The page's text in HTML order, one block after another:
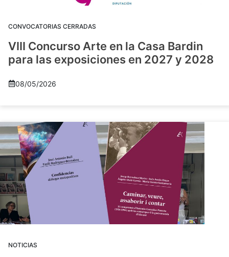
CONVOCATORIAS CERRADAS
VIII Concurso Arte en la Casa Bardin
para las exposiciones en 2027 y 2028
08/05/2026
NOTICIAS